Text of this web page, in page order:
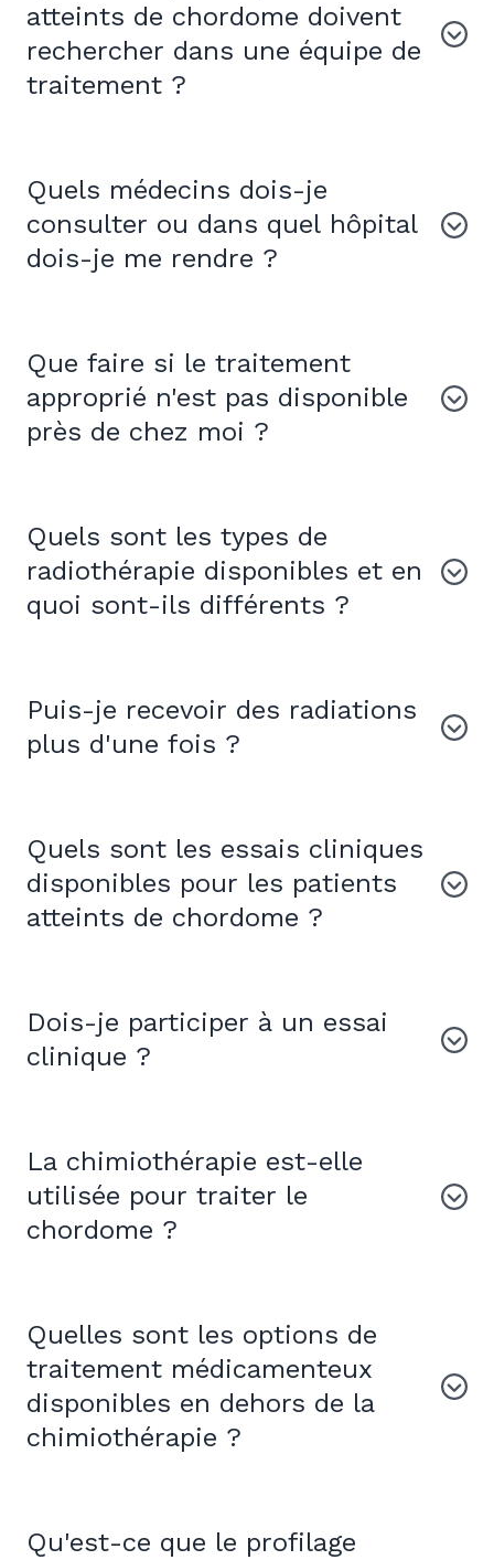
atteints de chordome doivent
rechercher dans une équipe de
traitement ?
Quels médecins dois-je
consulter ou dans quel hôpital
dois-je me rendre ?
Que faire si le traitement
approprié n'est pas disponible
près de chez moi ?
Quels sont les types de
radiothérapie disponibles et en
quoi sont-ils différents ?
Puis-je recevoir des radiations
plus d'une fois ?
Quels sont les essais cliniques
disponibles pour les patients
atteints de chordome ?
Dois-je participer à un essai
clinique ?
La chimiothérapie est-elle
utilisée pour traiter le
chordome ?
Quelles sont les options de
traitement médicamenteux
disponibles en dehors de la
chimiothérapie ?
Qu'est-ce que le profilage